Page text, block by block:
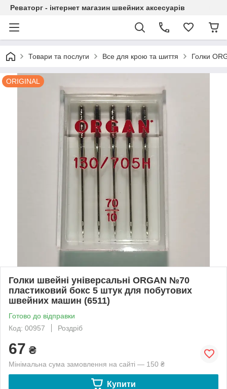
Реваторг - інтернет магазин швейних аксесуарів
Товари та послуги Все для крою та шиття Голки
ORIGINAL
Голки швейні універсальні ORGAN №70
пластиковий бокс 5 штук для побутових
швейних машин (6511)
Готово до відправки
Код: 00957
Роздріб
67 ₴
Мінімальна сума замовлення на сайті — 150 ₴
Купити